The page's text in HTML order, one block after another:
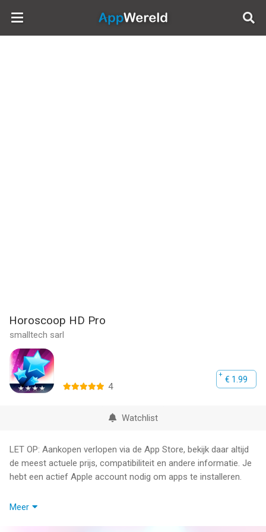
AppWereld
Horoscoop HD Pro
smalltech sarl
€ 1.99
4
Watchlist
LET OP: Aankopen verlopen via de App Store, bekijk daar altijd
de meest actuele prijs, compatibiliteit en andere informatie. Je
hebt een actief Apple account nodig om apps te installeren.
- Horoscoop voor vandaag en morgen, met toestemming van
Meer